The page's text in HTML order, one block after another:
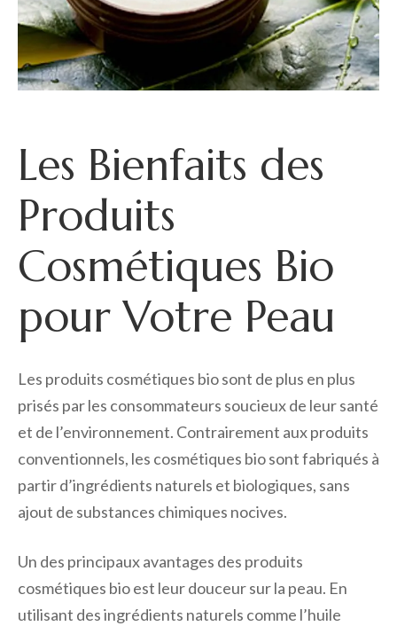
Les Bienfaits des
Produits
Cosmétiques Bio
pour Votre Peau
Les produits cosmétiques bio sont de plus en plus
prisés par les consommateurs soucieux de leur santé
et de l’environnement. Contrairement aux produits
conventionnels, les cosmétiques bio sont fabriqués à
partir d’ingrédients naturels et biologiques, sans
ajout de substances chimiques nocives.
Un des principaux avantages des produits
cosmétiques bio est leur douceur sur la peau. En
utilisant des ingrédients naturels comme l’huile